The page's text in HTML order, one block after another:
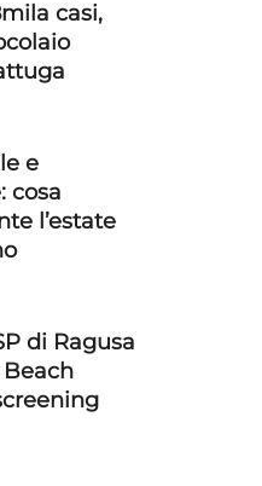
casi,
e
cosa
l’estate
di Ragusa